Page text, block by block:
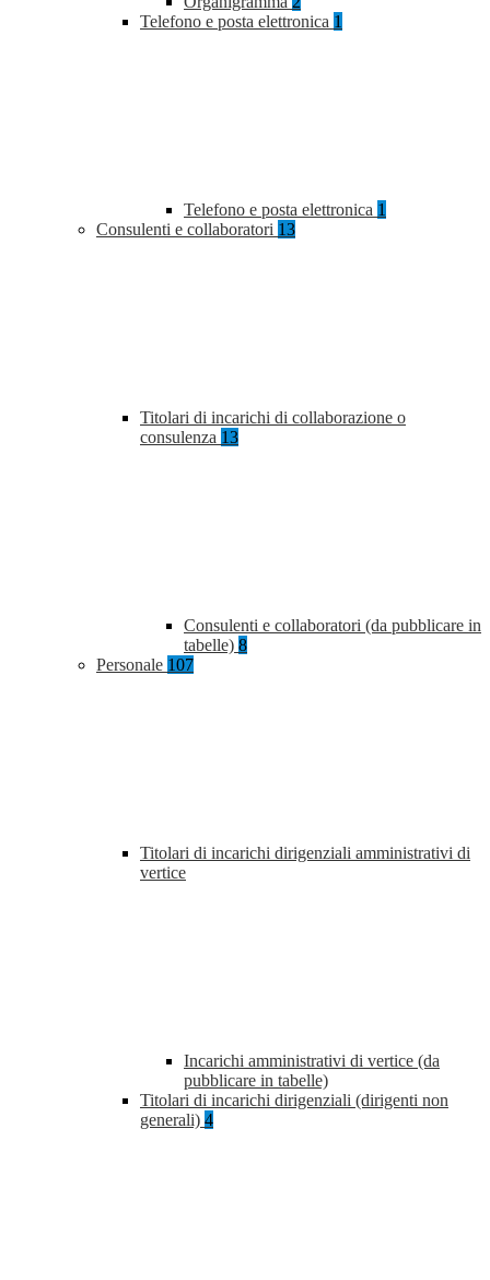
Telefono e posta elettronica 1
Telefono e posta elettronica 1
Consulenti e collaboratori 13
Titolari di incarichi di collaborazione o
consulenza 13
Consulenti e collaboratori (da pubblicare in
tabelle) 8
Personale 107
Titolari di incarichi dirigenziali amministrativi di
vertice
Incarichi amministrativi di vertice (da
pubblicare in tabelle)
Titolari di incarichi dirigenziali (dirigenti non
generali) 4